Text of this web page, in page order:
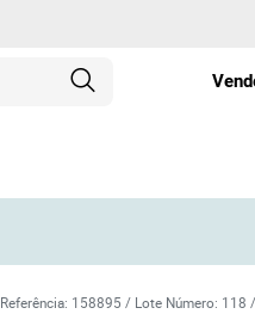
Referência: 158895 / Lote Número: 118 /